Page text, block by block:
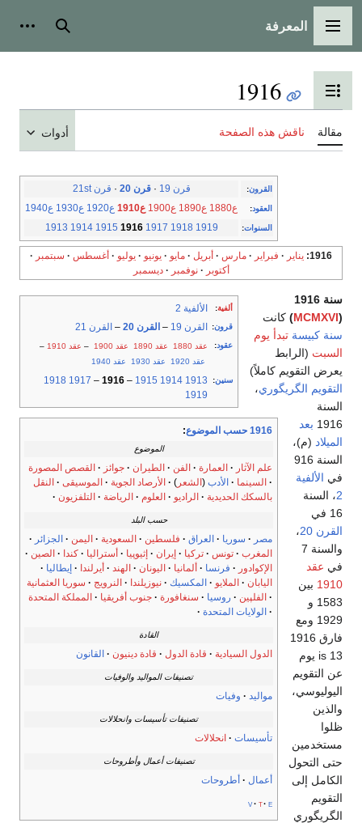
القائمة الرئيسية
المعرفة بحث
تبديل عرض جدول المحتويات
1916
مقالة ناقش هذه الصفحة أدوات
القرون: قرن 19 ·قرن 20 · قرن 21st
العقود: ع1880 ع1890 ع1900 ع1910 ع1920 ع1930 ع1940
السنوات:
1913 1914 1915 1916 1917 1918 1919
1916 يناير فبراير مارس أبريل مايو يونيو يوليو أغسطس
سبتمبر
أكتوبر
نوفمبر ديسمبر
ألفية: الألفية 2
قرون: القرن 19 – القرن 20 – القرن 21
عقود: عقد 1880 عقد 1890 عقد 1900 – عقد 1910
–
عقد 1920
عقد 1930 عقد 1940
سنين:
1913
1914
1915
–
1916
–
1917
1918
1919
1916 حسب الموضوع :
الموضوع
علم الآثار العمارة الفن الطيران جوائز
القصص المصورة
السينما
الأدب ( الشعر ) الأرصاد الجوية الموسيقى
النقل
بالسكك الحديدية
الراديو العلوم الرياضة التلفزيون
حسب البلد
مصر سوريا العراق فلسطين السعودية اليمن
الجزائر
المغرب
تونس تركيا إيران إثيوپيا أستراليا كندا
الصين
الإكوادور
فرنسا ألمانيا اليونان الهند أيرلندا
إيطاليا
اليابان
الملايو المكسيك نيوزيلندا النرويج
سوريا العثمانية
الفلپين
روسيا سنغافورة جنوب أفريقيا
المملكة المتحدة
الولايات المتحدة
القادة
الدول السيادية قادة الدول قادة دينيون القانون
تصنيفات المواليد والوفيات
مواليد وفيات
تصنيفات تأسيسات وانحلالات
تأسيسات انحلالات
تصنيفات أعمال وأطروحات
أعمال أطروحات
v t e
سنة 1916
(
MCMXVI
) كانت
سنة كبيسة تبدأ يوم
السبت (الرابط
يعرض التقويم كاملاً)
التقويم الگريگوري،
السنة
1916 بعد
الميلاد (م)،
السنة 916
في الألفية
2، السنة
16 في
القرن 20
،
والسنة 7
في عقد
1910 بين
1583 و
1929 ومع
فارق 1916
is 13 يوم
عن التقويم
اليوليوسي،
والذين
ظلوا
مستخدمين
حتى التحول
الكامل إلى
التقويم
الگريگوري